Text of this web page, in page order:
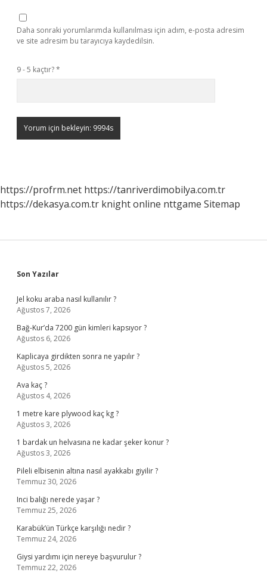
Daha sonraki yorumlarımda kullanılması için adım, e-posta adresim
ve site adresim bu tarayıcıya kaydedilsin.
9 - 5 kaçtır?*
https://profrm.net https://tanriverdimobilya.com.tr
https://dekasya.com.tr knight online nttgame Sitemap
Sidebar
Son Yazılar
Jel koku araba nasıl kullanılır ?
Ağustos 7, 2026
Bağ-Kur’da 7200 gün kimleri kapsıyor ?
Ağustos 6, 2026
Kaplicaya girdikten sonra ne yapılır ?
Ağustos 5, 2026
Ava kaç ?
Ağustos 4, 2026
1 metre kare plywood kaç kg ?
Ağustos 3, 2026
1 bardak un helvasına ne kadar şeker konur ?
Ağustos 3, 2026
Pileli elbisenin altına nasıl ayakkabı giyilir ?
Temmuz 30, 2026
Inci balığı nerede yaşar ?
Temmuz 25, 2026
Karabük’ün Türkçe karşılığı nedir ?
Temmuz 24, 2026
Giysi yardımı için nereye başvurulur ?
Temmuz 22, 2026